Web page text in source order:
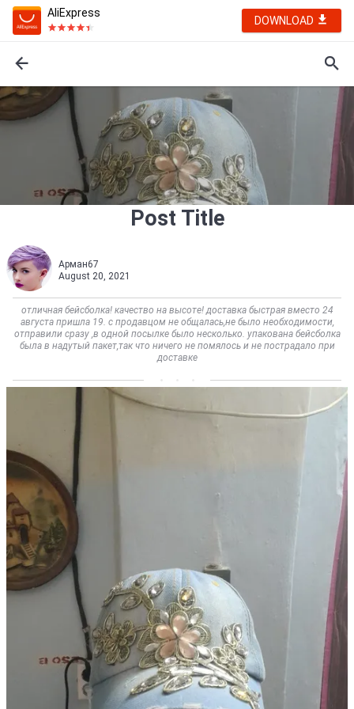
AliExpress
DOWNLOAD
Post Title
Арман67
August 20, 2021
отличная бейсболка! качество на высоте! доставка быстрая вместо 24
августа пришла 19. с продавцом не общалась,не было необходимости,
отправили сразу ,в одной посылке было несколько. упакована бейсболка
была в надутый пакет,так что ничего не помялось и не пострадало при
доставке